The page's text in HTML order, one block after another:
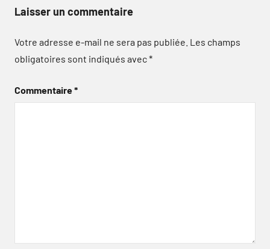
Laisser un commentaire
Votre adresse e-mail ne sera pas publiée. Les champs
obligatoires sont indiqués avec*
Commentaire*